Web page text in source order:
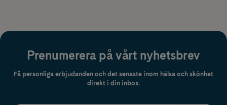
Prenumerera på vårt nyhetsbrev
Få personliga erbjudanden och det senaste inom hälsa och skönhet
direkt i din inbox.